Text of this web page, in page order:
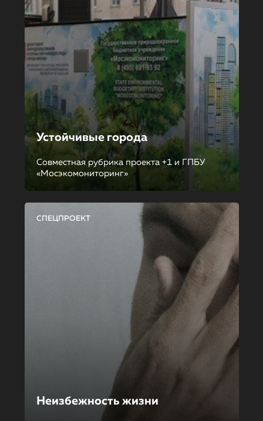
Устойчивые города
Совместная рубрика проекта +1 и ГПБУ
«Мосэкомониторинг»
СПЕЦПРОЕКТ
Неизбежность жизни